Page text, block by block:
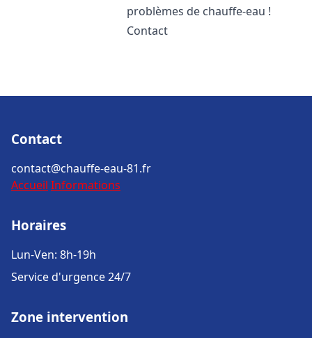
problèmes de chauffe-eau !
Contact
Contact
contact@chauffe-eau-81.fr
Accueil Informations
Horaires
Lun-Ven: 8h-19h
Service d'urgence 24/7
Zone intervention